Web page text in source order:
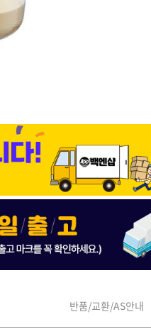
반품/교환/AS안내